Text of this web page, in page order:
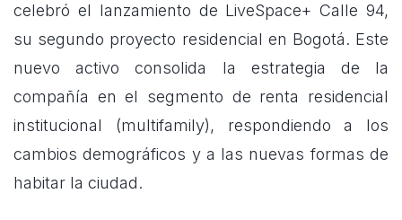
celebró el lanzamiento de LiveSpace+ Calle 94,
su segundo proyecto residencial en Bogotá. Este
nuevo activo consolida la estrategia de la
compañía en el segmento de renta residencial
institucional (multifamily), respondiendo a los
cambios demográficos y a las nuevas formas de
habitar la ciudad.